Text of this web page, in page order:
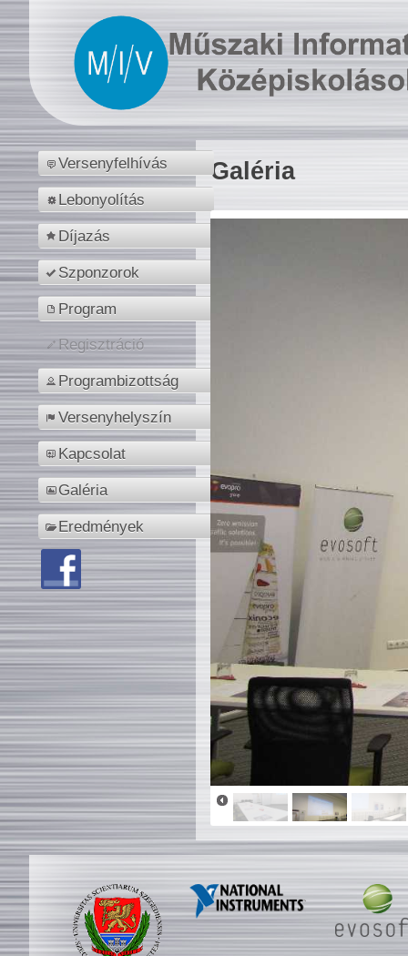
Versenyfelhívás
Lebonyolítás
Díjazás
Szponzorok
Program
Regisztráció
Programbizottság
Versenyhelyszín
Kapcsolat
Galéria
Eredmények
Galéria